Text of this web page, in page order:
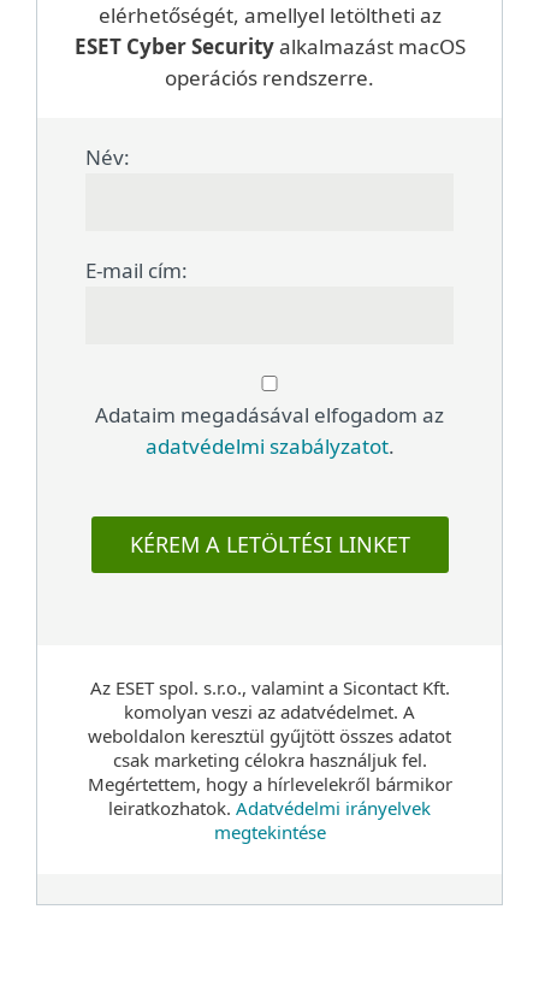
elérhetőségét, amellyel letöltheti az
ESET Cyber Securityalkalmazást macOS
operációs rendszerre.
Név:
E-mail cím:
Adataim megadásával elfogadom az
adatvédelmi szabályzatot.
KÉREM A LETÖLTÉSI LINKET
Az ESET spol. s.r.o., valamint a Sicontact Kft.
komolyan veszi az adatvédelmet. A
weboldalon keresztül gyűjtött összes adatot
csak marketing célokra használjuk fel.
Megértettem, hogy a hírlevelekről bármikor
leiratkozhatok. Adatvédelmi irányelvek
megtekintése